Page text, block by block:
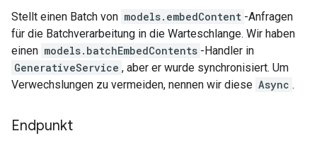
Stellt einen Batch von models.embedContent -Anfragen
für die Batchverarbeitung in die Warteschlange. Wir haben
einen models.batchEmbedContents -Handler in
GenerativeService , aber er wurde synchronisiert. Um
Verwechslungen zu vermeiden, nennen wir diese Async .
Endpunkt